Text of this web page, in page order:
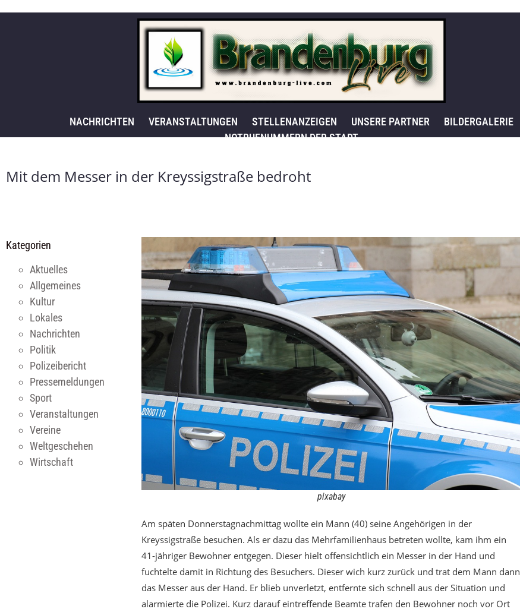
NACHRICHTEN VERANSTALTUNGEN STELLENANZEIGEN UNSERE PARTNER
BILDERGALERIE
NOTRUFNUMMERN DER STADT
Mit dem Messer in der Kreyssigstraße bedroht
Kategorien
Aktuelles
Allgemeines
Kultur
Lokales
Nachrichten
Politik
Polizeibericht
Pressemeldungen
Sport
Veranstaltungen
Vereine
Weltgeschehen
Wirtschaft
pixabay
Am späten Donnerstagnachmittag wollte ein Mann (40) seine Angehörigen in der
Kreyssigstraße besuchen. Als er dazu das Mehrfamilienhaus betreten wollte, kam ihm ein
41-jähriger Bewohner entgegen. Dieser hielt offensichtlich ein Messer in der Hand und
fuchtelte damit in Richtung des Besuchers. Dieser wich kurz zurück und trat dem Mann dann
das Messer aus der Hand. Er blieb unverletzt, entfernte sich schnell aus der Situation und
alarmierte die Polizei. Kurz darauf eintreffende Beamte trafen den Bewohner noch vor Ort